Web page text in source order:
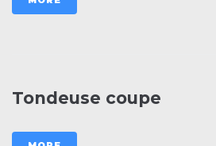
Tondeuse coupe